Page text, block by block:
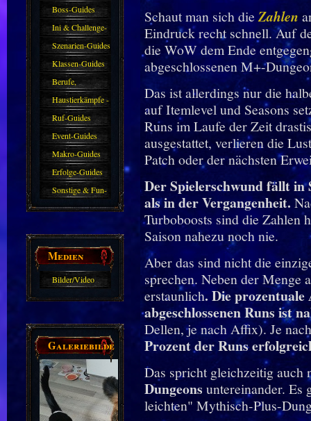
Guides
Boss-Guides
Ini & Challenge-
Guides
Szenarien-Guides
Klassen-Guides
Berufe,
Farmkarten und
Haustiere
Haustierkämpfe -
Guide
Ruf-Guides
Event-Guides
Makro-Guides
Erfolge-Guides
Sonstige & Fun-
Guides
Medien
Bilder/Video
Galeriebilder
Schaut man sich dieZahlen
Eindruck recht schnell. Auf
die WoW dem Ende
abgeschlossenen M+-
Das ist allerdings nur die
auf Itemlevel und Seasons
Runs im Laufe der Zeit
ausgestattet, verlieren die
Patch oder der nächsten
Der Spielerschwund fällt in
als in der Vergangenheit.
Turboboosts sind die Zahlen
Saison nahezu noch nie.
Aber das sind nicht die
sprechen. Neben der Menge
erstaunlich. Die
abgeschlossenen Runs ist
Dellen, je nach Affix). Je
Prozent der Runs
Das spricht gleichzeitig auch
Dungeons untereinander. Es
leichten" Mythisch-Plus-